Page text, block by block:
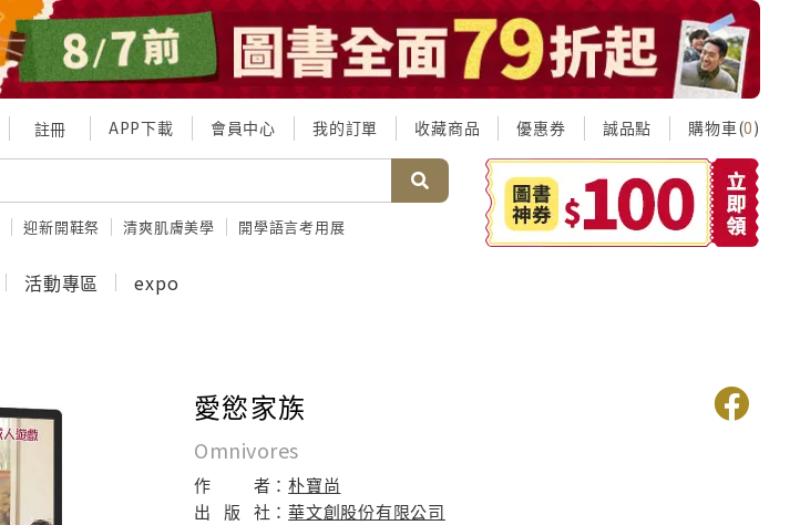
註冊 APP下載 會員中心 我的訂單 收藏商品 優惠券 誠品點 購物車(0)
迎新開鞋祭 清爽肌膚美學 開學語言考用展
活動專區 expo
愛慾家族
Omnivores
作 者：朴寶尚
出
版 社：華文創股份有限公司